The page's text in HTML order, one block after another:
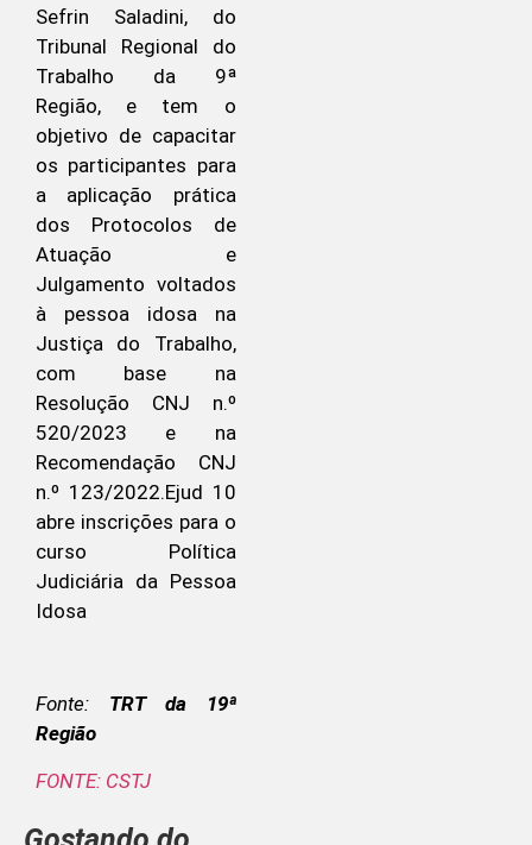
Sefrin Saladini, do
Tribunal Regional do
Trabalho da 9ª
Região, e tem o
objetivo de capacitar
os participantes para
a aplicação prática
dos Protocolos de
Atuação e
Julgamento voltados
à pessoa idosa na
Justiça do Trabalho,
com base na
Resolução CNJ n.º
520/2023 e na
Recomendação CNJ
n.º 123/2022.Ejud 10
abre inscrições para o
curso Política
Judiciária da Pessoa
Idosa
Fonte: TRT da 19ª
Região
FONTE: CSTJ